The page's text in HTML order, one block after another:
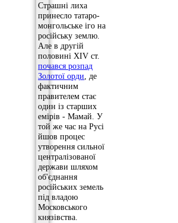
Страшні лиха
принесло татаро-
монгольське іго на
російську землю.
Але в другій
половині XIV ст.
почався розпад
Золотої орди , де
фактичним
правителем стає
один із старших
емірів - Мамай. У
той же час на Русі
йшов процес
утворення сильної
централізованої
держави шляхом
об'єднання
російських земель
під владою
Московського
князівства.